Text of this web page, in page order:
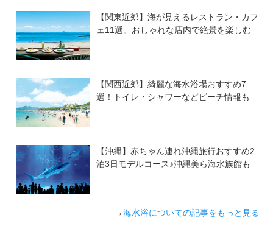
【関東近郊】海が見えるレストラン・カフ
ェ11選。おしゃれな店内で絶景を楽しむ
【関西近郊】綺麗な海水浴場おすすめ7
選！トイレ・シャワーなどビーチ情報も
【沖縄】赤ちゃん連れ沖縄旅行おすすめ2
泊3日モデルコース♪沖縄美ら海水族館も
→ 海水浴についての記事をもっと見る